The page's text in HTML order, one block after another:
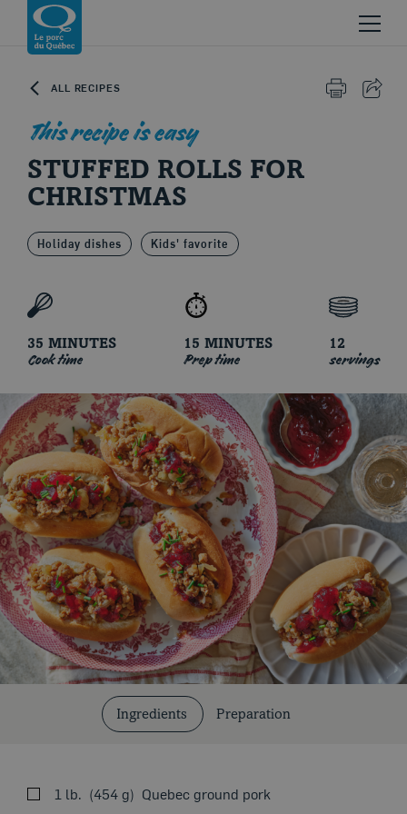
Skip to content
Return to homepage
Cuts and Cooking Methods
Our Recipes
ALL RECIPES PRINT
This recipe is easy
STUFFED ROLLS FOR
CHRISTMAS
Holiday dishes Kids' favorite
35 MINUTES
Cook time
15 MINUTES
Prep time
12
servings
Ingredients Preparation
1 lb. 454 g
Quebec ground pork